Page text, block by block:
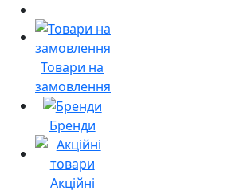
Товари на
замовлення
Бренди
Акційні